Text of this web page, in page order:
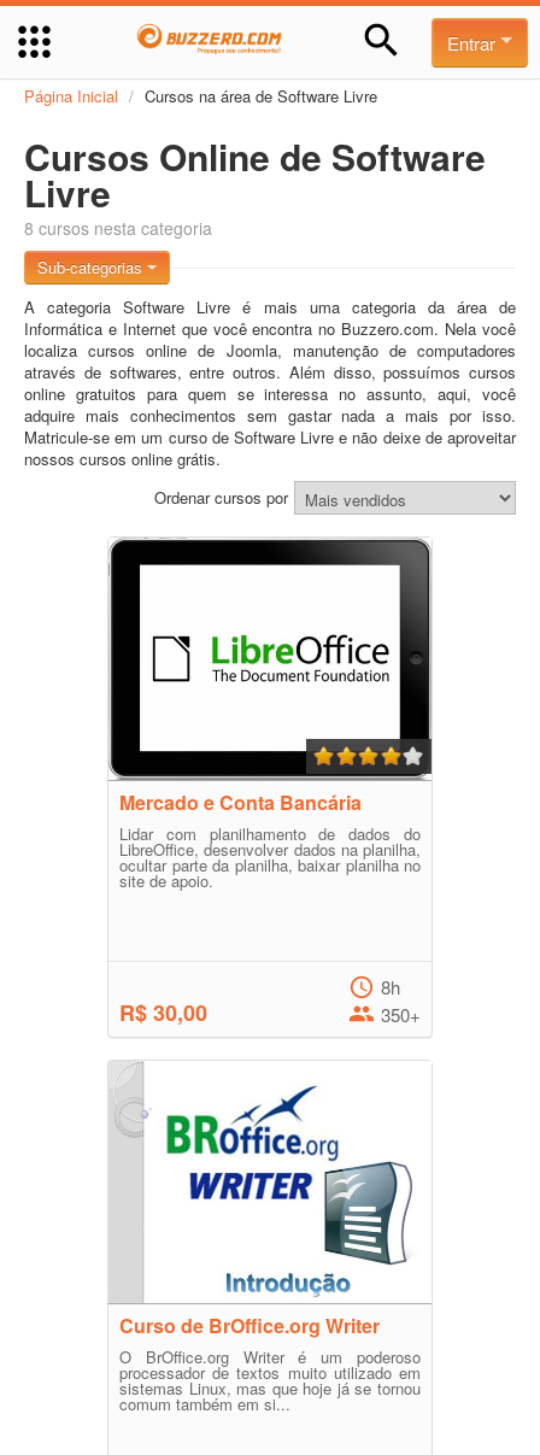
Entrar
Página Inicial / Cursos na área de Software Livre
Cursos Online de Software
Livre
8 cursos nesta categoria
Sub-categorias
A categoria Software Livre é mais uma categoria da área de
Informática e Internet que você encontra no Buzzero.com. Nela você
localiza cursos online de Joomla, manutenção de computadores
através de softwares, entre outros. Além disso, possuímos cursos
online gratuitos para quem se interessa no assunto, aqui, você
adquire mais conhecimentos sem gastar nada a mais por isso.
Matricule-se em um curso de Software Livre e não deixe de aproveitar
nossos cursos online grátis.
Ordenar cursos por
Mercado e Conta Bancária
Lidar com planilhamento de dados do
LibreOffice, desenvolver dados na planilha,
ocultar parte da planilha, baixar planilha no
site de apoio.
R$ 30,00
8h
350+
Curso de BrOffice.org Writer
O BrOffice.org Writer é um poderoso
processador de textos muito utilizado em
sistemas Linux, mas que hoje já se tornou
comum também em si...